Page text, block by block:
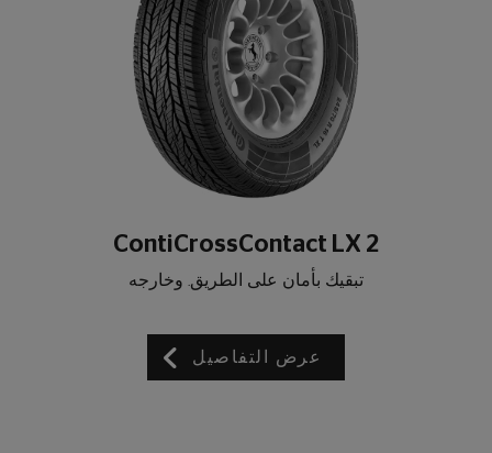
ContiCrossContact LX 2
تبقيك بأمان على الطريق. وخارجه
عرض التفاصيل